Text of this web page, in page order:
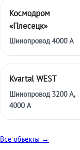
Космодром
«Плесецк»
Шинопровод 4000 А
Kvartal WEST
Шинопровод 3200 А,
4000 А
Все объекты →